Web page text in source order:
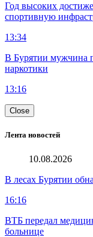
Год высоких
спортивную
13:34
В Бурятии мужчина
наркотики
13:16
Close
Лента новостей
10.08.2026
В лесах Бурятии
16:16
ВТБ передал
больнице